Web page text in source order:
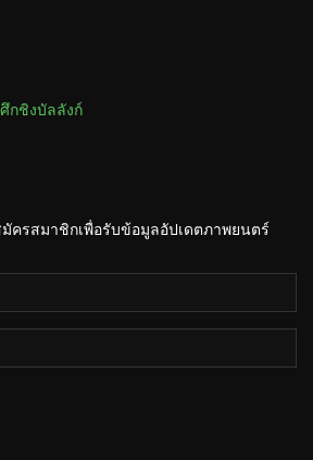
กชิงบัลลังก์
ครสมาชิกเพื่อรับข้อมูลอัปเดตภาพยนตร์